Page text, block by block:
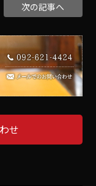
次の記事へ
せ